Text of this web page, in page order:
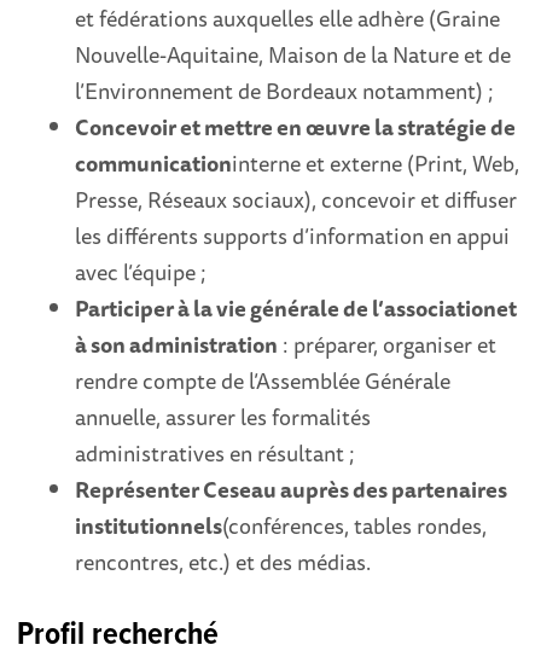
et fédérations auxquelles elle adhère (Graine
Nouvelle-Aquitaine, Maison de la Nature et de
l’Environnement de Bordeaux notamment) ;
Concevoir et mettre en œuvre la stratégie de
communicationinterne et externe (Print, Web,
Presse, Réseaux sociaux), concevoir et diffuser
les différents supports d’information en appui
avec l’équipe ;
Participer à la vie générale de l’associationet
à son administration : préparer, organiser et
rendre compte de l’Assemblée Générale
annuelle, assurer les formalités
administratives en résultant ;
Représenter Ceseau auprès des partenaires
institutionnels(conférences, tables rondes,
rencontres, etc.) et des médias.
Profil recherché